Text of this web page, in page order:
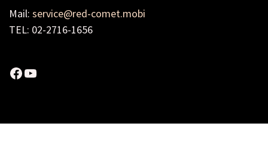
Mail: service@red-comet.mobi
TEL: 02-2716-1656
Facebook
YouTube